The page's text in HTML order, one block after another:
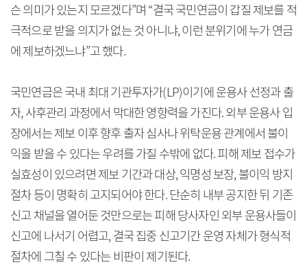
슨 의미가 있는지 모르겠다”며 “결국 국민연금이 갑질 제보를 적
극적으로 받을 의지가 없는 것 아니냐, 이런 분위기에 누가 연금
에 제보하겠느냐”고 했다.
국민연금은 국내 최대 기관투자가(LP)이기에 운용사 선정과 출
자, 사후관리 과정에서 막대한 영향력을 가진다. 외부 운용사 입
장에서는 제보 이후 향후 출자 심사나 위탁운용 관계에서 불이
익을 받을 수 있다는 우려를 가질 수밖에 없다. 피해 제보 접수가
실효성이 있으려면 제보 기간과 대상, 익명성 보장, 불이익 방지
절차 등이 명확히 고지되어야 한다. 단순히 내부 공지한 뒤 기존
신고 채널을 열어둔 것만으로는 피해 당사자인 외부 운용사들이
신고에 나서기 어렵고, 결국 집중 신고기간 운영 자체가 형식적
절차에 그칠 수 있다는 비판이 제기된다.